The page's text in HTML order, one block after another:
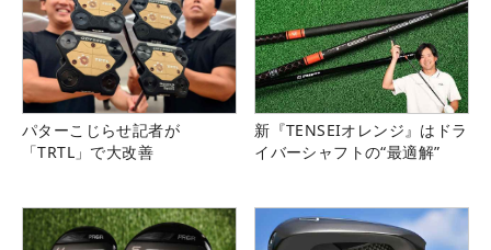
パターこじらせ記者が
「TRTL」で大改善
新『TENSEIオレンジ』はドラ
イバーシャフトの“最適解”